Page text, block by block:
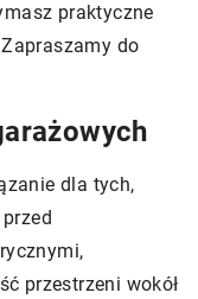
praktyczne
do
dla tych,
przestrzeni wokół